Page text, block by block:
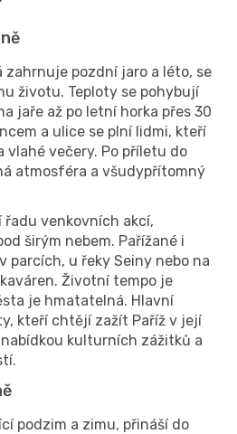
zahrnuje pozdní jaro a léto, se
životu. Teploty se pohybují
jaře až po letní horka přes 30
a ulice se plní lidmi, kteří
vlahé večery. Po příletu do
atmosféra a všudypřítomný
venkovních akcí,
širým nebem. Pařížané i
parcích, u řeky Seiny nebo na
Životní tempo je
je hmatatelná. Hlavní
kteří chtějí zažít Paříž v její
kulturních zážitků a
podzim a zimu, přináší do